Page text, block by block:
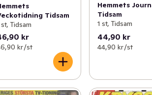
Tidsam
st, Tidsam
kr
kr /st
Hemmets
Tidsam
1 st, Tidsam
44,90 kr
44,90 kr /st